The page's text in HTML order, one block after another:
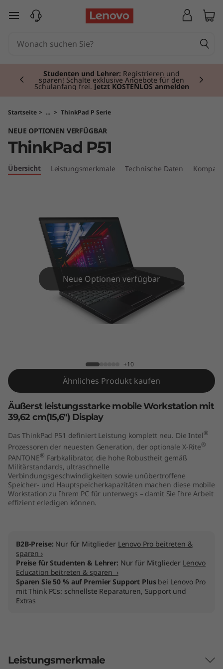
T
P
a
d
P
zum Hauptinhalt springen
Studenten und Lehrer: Registrieren und
sparen! Schalte exklusive Angebote für den
Schulanfang frei. Jetzt KOSTENLOS anmelden
Currently displaying item 2 of 3
Startseite > ... > ThinkPad P Serie
NEUE OPTIONEN VERFÜGBAR
ThinkPad P51
Übersicht Leistungsmerkmale Technische Daten
Neue Optionen verfügbar
+10
Ähnliches Produkt kaufen
Äußerst leistungsstarke mobile Workstation mit
39,62 cm(15,6") Display
Das ThinkPad P51 definiert Leistung komplett neu. Die Intel®
Prozessoren der neuesten Generation, der optionale X-Rite®
PANTONE® Farbkalibrator, die hohe Robustheit gemäß
Militärstandards, ultraschnelle
Verbindungsgeschwindigkeiten sowie unübertroffene
Speicher- und Hauptspeicherkapazitäten machen diese mobile
Workstation zu Ihrem PC für unterwegs – damit Sie Ihre Arbeit
effizient erledigen können.
B2B-Preise: Nur für Mitglieder Lenovo Pro beitreten &
sparen ›
Preise für Studenten & Lehrer: Nur für Mitglieder Lenovo
Education beitreten & sparen ›
Sparen Sie 50 % auf Premier Support Plusbei Lenovo Pro
mit Think PCs: schnellste Reparaturen, Support und
Extras
Leistungsmerkmale